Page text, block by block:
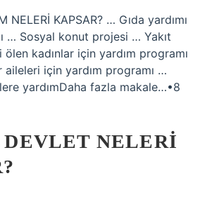
NELERİ KAPSAR? … Gıda yardımı
… Sosyal konut projesi … Yakıt
ölen kadınlar için yardım programı
için yardım programı …
yardımDaha fazla makale…•8
DEVLET NELERI